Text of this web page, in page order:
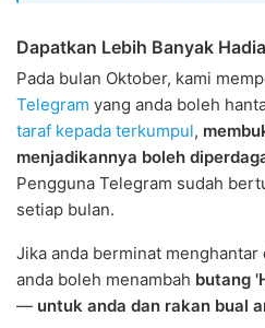
Dapatkan Lebih Banyak
Pada bulan Oktober, kami
Telegram yang anda boleh
taraf kepada terkumpul,
menjadikannya boleh
Pengguna Telegram sudah
setiap bulan.
Jika anda berminat menghantar
anda boleh menambah butang
— untuk anda dan rakan bual